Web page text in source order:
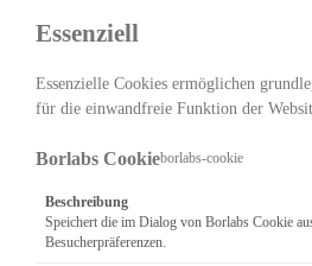
Essenziell
Essenzielle Cookies ermöglichen
für die einwandfreie Funktion der
Borlabs Cookieborlabs-cookie
Beschreibung
Speichert die im Dialog von Borlabs Cookie
Besucherpräferenzen.